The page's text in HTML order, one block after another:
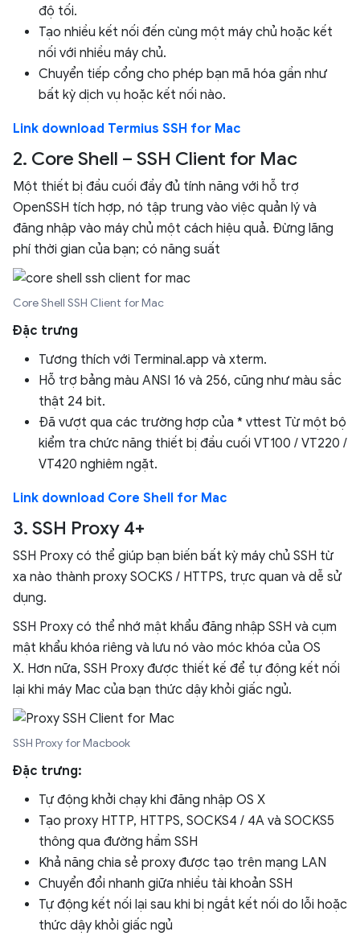
độ tối.
Tạo nhiều kết nối đến cùng một máy chủ hoặc kết
nối với nhiều máy chủ.
Chuyển tiếp cổng cho phép bạn mã hóa gần như
bất kỳ dịch vụ hoặc kết nối nào.
Link download Termius SSH for Mac
2. Core Shell – SSH Client for Mac
Một thiết bị đầu cuối đầy đủ tính năng với hỗ trợ
OpenSSH tích hợp, nó tập trung vào việc quản lý và
đăng nhập vào máy chủ một cách hiệu quả. Đừng lãng
phí thời gian của bạn; có năng suất
Core Shell SSH Client for Mac
Đặc trưng
Tương thích với Terminal.app và xterm.
Hỗ trợ bảng màu ANSI 16 và 256, cũng như màu sắc
thật 24 bit.
Đã vượt qua các trường hợp của * vttest Từ một bộ
kiểm tra chức năng thiết bị đầu cuối VT100 / VT220 /
VT420 nghiêm ngặt.
Link download Core Shell for Mac
3. SSH Proxy 4+
SSH Proxy có thể giúp bạn biến bất kỳ máy chủ SSH từ
xa nào thành proxy SOCKS / HTTPS, trực quan và dễ sử
dụng.
SSH Proxy có thể nhớ mật khẩu đăng nhập SSH và cụm
mật khẩu khóa riêng và lưu nó vào móc khóa của OS
X. Hơn nữa, SSH Proxy được thiết kế để tự động kết nối
lại khi máy Mac của bạn thức dậy khỏi giấc ngủ.
SSH Proxy for Macbook
Đặc trưng:
Tự động khởi chạy khi đăng nhập OS X
Tạo proxy HTTP, HTTPS, SOCKS4 / 4A và SOCKS5
thông qua đường hầm SSH
Khả năng chia sẻ proxy được tạo trên mạng LAN
Chuyển đổi nhanh giữa nhiều tài khoản SSH
Tự động kết nối lại sau khi bị ngắt kết nối do lỗi hoặc
thức dậy khỏi giấc ngủ